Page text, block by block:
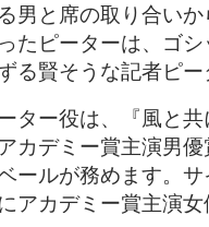
男と席の取り合い
たピーターは、ゴ
る賢そうな記者ピー
ター役は、『風と
カデミー賞主演男
ールが務めます。
アカデミー賞主演女